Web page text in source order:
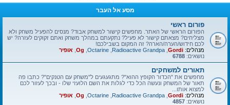
ו
מסע אל העבר
פורום ראשי
הפורום הראשי של האתר. מחפשים קישור למשחק אבוד? מנסים להפעיל משחק ולא
מצליחים? מצאתם קישור לא פעיל? נתקעתם במהלך משחק ואתם זקוקים לעזרה? יש
לכם חידוש/הערה/הארה? זה המקום בשבילכם!
מנהלים: Gordi
Radioactive Grandpa
Octarine
Og אופיר
נושאים: 6788
תאורים למשחקים
מחפשים את "הכדור הקופץ ההוא"? מתגעגעים ל"משחק עם הטנקים"? כתבו פה
תאור של המשחק ונעשה הכל כדי לגלות את השם הלועזי שלו - ובכך לעזור לכם
למצוא אותו...
מנהלים: Gordi
Radioactive Grandpa
Octarine
Og אופיר
נושאים: 4857